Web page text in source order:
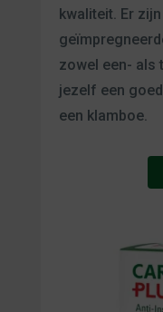
kwaliteit. Er
zowel een- als
jezelf een
een klamboe.